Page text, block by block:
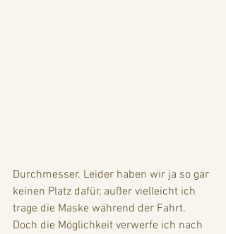
Durchmesser. Leider haben wir ja so gar
keinen Platz dafür, außer vielleicht ich
trage die Maske während der Fahrt.
Doch die Möglichkeit verwerfe ich nach